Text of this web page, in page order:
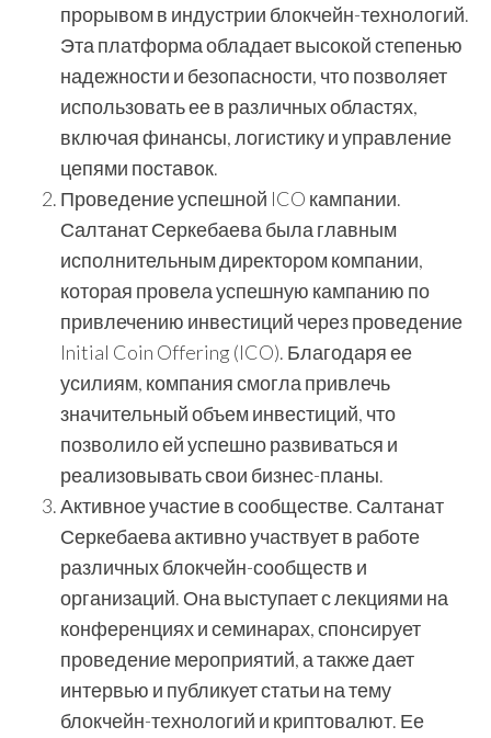
прорывом в индустрии блокчейн-технологий.
Эта платформа обладает высокой степенью
надежности и безопасности, что позволяет
использовать ее в различных областях,
включая финансы, логистику и управление
цепями поставок.
Проведение успешной ICO кампании.
Салтанат Серкебаева была главным
исполнительным директором компании,
которая провела успешную кампанию по
привлечению инвестиций через проведение
Initial Coin Offering (ICO). Благодаря ее
усилиям, компания смогла привлечь
значительный объем инвестиций, что
позволило ей успешно развиваться и
реализовывать свои бизнес-планы.
Активное участие в сообществе. Салтанат
Серкебаева активно участвует в работе
различных блокчейн-сообществ и
организаций. Она выступает с лекциями на
конференциях и семинарах, спонсирует
проведение мероприятий, а также дает
интервью и публикует статьи на тему
блокчейн-технологий и криптовалют. Ее